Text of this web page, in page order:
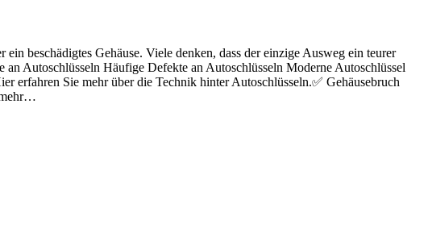
beschädigtes Gehäuse. Viele denken, dass der einzige Ausweg ein teurer
Autoschlüsseln Häufige Defekte an Autoschlüsseln Moderne Autoschlüssel
erfahren Sie mehr über die Technik hinter Autoschlüsseln.✅ Gehäusebruch
mehr…